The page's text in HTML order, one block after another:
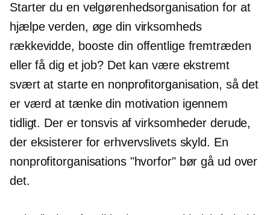
Starter du en velgørenhedsorganisation for at
hjælpe verden, øge din virksomheds
rækkevidde, booste din offentlige fremtræden
eller få dig et job? Det kan være ekstremt
svært at starte en nonprofitorganisation, så det
er værd at tænke din motivation igennem
tidligt. Der er tonsvis af virksomheder derude,
der eksisterer for erhvervslivets skyld. En
nonprofitorganisations "hvorfor" bør gå ud over
det.